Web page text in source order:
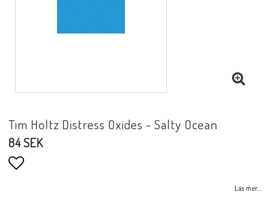
Tim Holtz Distress Oxides - Salty Ocean
84 SEK
Läs mer...